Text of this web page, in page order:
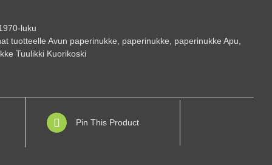
luku
tuotteelle Avun paperinukke paperinukke paperinukke Apu
Tuulikki Kuorikoski
Pin This Product